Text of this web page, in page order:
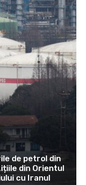
de petrol din
din Orientul
cu Iranul